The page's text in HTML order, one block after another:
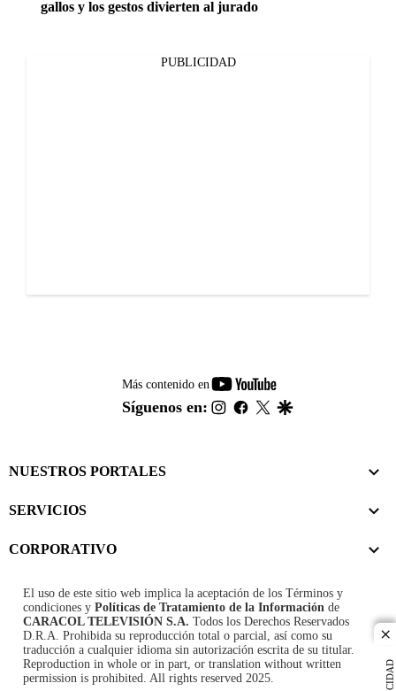
gallos y los gestos divierten al jurado
PUBLICIDAD
Más contenido en
youtube-
footer
Síguenos en: instagram
facebook
twitter
NUESTROS PORTALES
SERVICIOS
CORPORATIVO
El uso de este sitio web implica la aceptación de los Términos y
condiciones y Políticas de Tratamiento de la Información de
CARACOL TELEVISIÓN S.A. Todos los Derechos Reservados
D.R.A. Prohibida su reproducción total o parcial, así como su
traducción a cualquier idioma sin autorización escrita de su titular.
Reproduction in whole or in part, or translation without written
permission is prohibited. All rights reserved 2025.